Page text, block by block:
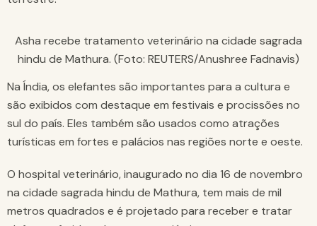
Asha recebe tratamento veterinário na cidade sagrada
hindu de Mathura. (Foto: REUTERS/Anushree Fadnavis)
Na Índia, os elefantes são importantes para a cultura e
são exibidos com destaque em festivais e procissões no
sul do país. Eles também são usados como atrações
turísticas em fortes e palácios nas regiões norte e oeste.
O hospital veterinário, inaugurado no dia 16 de novembro
na cidade sagrada hindu de Mathura, tem mais de mil
metros quadrados e é projetado para receber e tratar